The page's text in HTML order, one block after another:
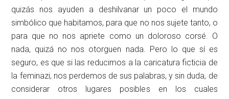
quizás nos ayuden a deshilvanar un poco el mundo
simbólico que habitamos, para que no nos sujete tanto, o
para que no nos apriete como un doloroso corsé. O
nada, quizá no nos otorguen nada. Pero lo que sí es
seguro, es que si las reducimos a la caricatura ficticia de
la feminazi, nos perdemos de sus palabras, y sin duda, de
considerar otros lugares posibles en los cuales